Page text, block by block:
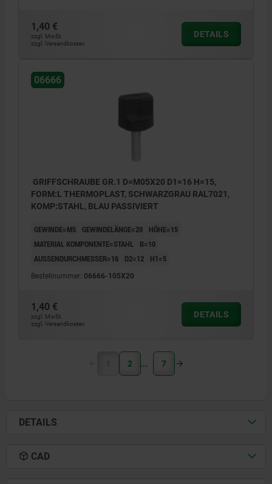
1,40 €
zzgl. MwSt.
zzgl. Versandkosten
DETAILS
06666
GRIFFSCHRAUBE GR.1 D=M05X20 D1=16 H=15,
FORM:L THERMOPLAST, SCHWARZGRAU RAL7021,
KOMP:STAHL, BLAU PASSIVIERT
GEWINDE=M5 GEWINDELÄNGE=20
HÖHE=15
MATERIAL KOMPONENTE=STAHL
B=10
AUSSENDURCHMESSER=16
D2=12 H1=5
Bestellnummer: 06666-105X20
1,40 €
zzgl. MwSt.
zzgl. Versandkosten
DETAILS
1 2 7
DETAILS
CAD